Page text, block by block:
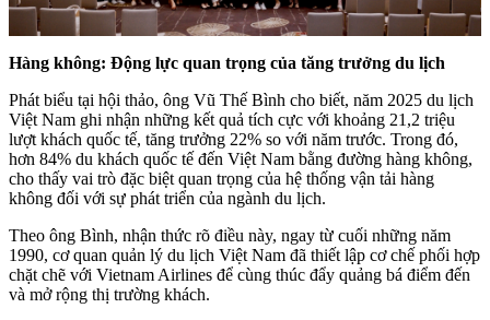
Hàng không: Động lực quan trọng của tăng trưởng du lịch
Phát biểu tại hội thảo, ông Vũ Thế Bình cho biết, năm 2025 du lịch
Việt Nam ghi nhận những kết quả tích cực với khoảng 21,2 triệu
lượt khách quốc tế, tăng trưởng 22% so với năm trước. Trong đó,
hơn 84% du khách quốc tế đến Việt Nam bằng đường hàng không,
cho thấy vai trò đặc biệt quan trọng của hệ thống vận tải hàng
không đối với sự phát triển của ngành du lịch.
Theo ông Bình, nhận thức rõ điều này, ngay từ cuối những năm
1990, cơ quan quản lý du lịch Việt Nam đã thiết lập cơ chế phối hợp
chặt chẽ với Vietnam Airlines để cùng thúc đẩy quảng bá điểm đến
và mở rộng thị trường khách.